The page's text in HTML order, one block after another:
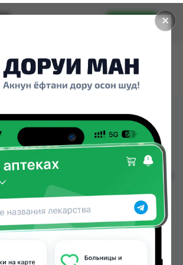
✕
Установить
1,5Г №1
№1 можно купить или заказать
Нишон №1 по цене от 32.00 TJS
Душанбе и других городах